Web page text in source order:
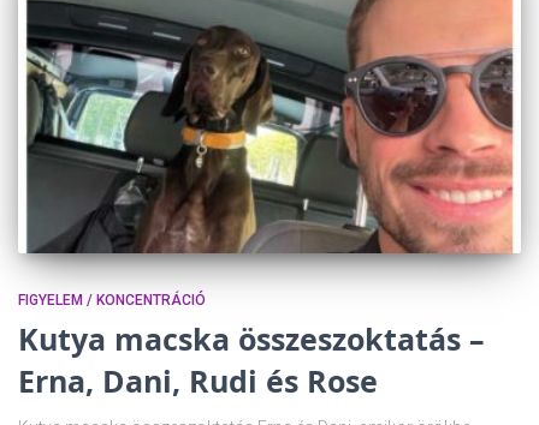
FIGYELEM / KONCENTRÁCIÓ
Kutya macska összeszoktatás –
Erna, Dani, Rudi és Rose